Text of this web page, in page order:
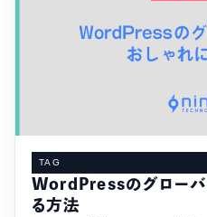
TAG
WordPressのグローバ
る方法